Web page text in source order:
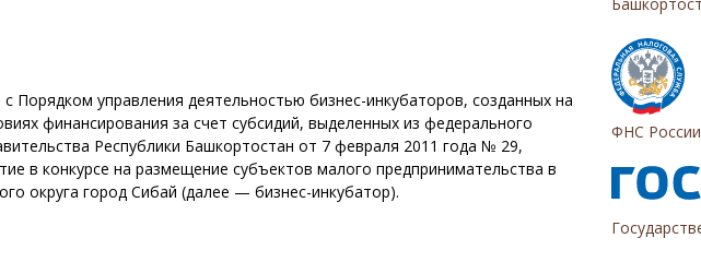
Порядком управления деятельностью бизнес-инкубаторов, созданных на
финансирования за счет субсидий, выделенных из федерального
Республики Башкортостан от 7 февраля 2011 года № 29,
в конкурсе на размещение субъектов малого предпринимательства в
округа город Сибай (далее — бизнес-инкубатор).
ФНС России